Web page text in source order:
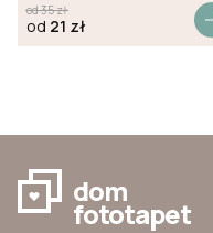
od35zł
od 21 zł
dom
fototapet